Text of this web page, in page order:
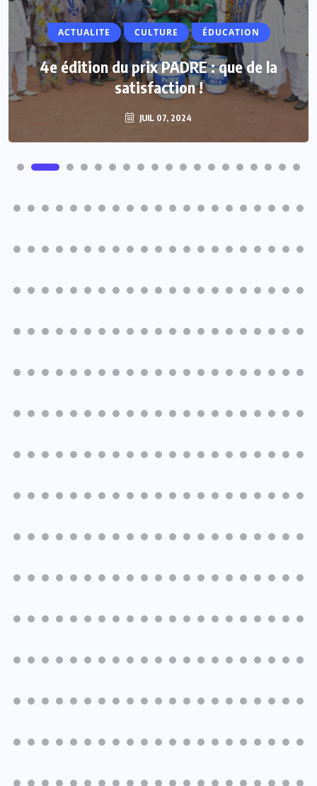
ACTUALITE CULTURE ÉDUCATION
4e édition du prix PADRE : que de la
satisfaction !
JUIL 07, 2024